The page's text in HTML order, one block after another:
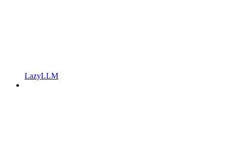
LazyLLM